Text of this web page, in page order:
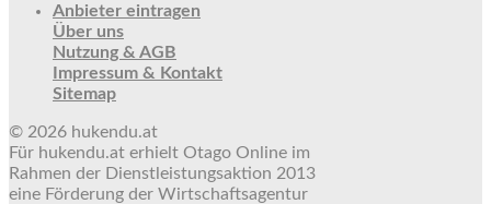
Anbieter eintragen
Über uns
Nutzung & AGB
Impressum & Kontakt
Sitemap
© 2026 hukendu.at
Für hukendu.at erhielt Otago Online im
Rahmen der Dienstleistungsaktion 2013
eine Förderung der Wirtschaftsagentur